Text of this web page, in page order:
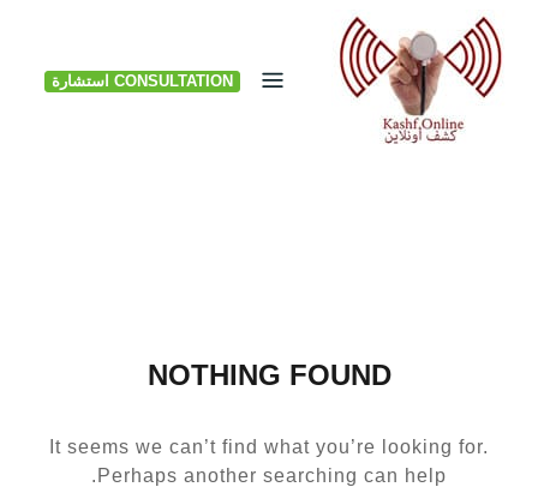
Skip
content
CONSULTATION استشارة
NOTHING FOUND
It seems we can’t find what you’re looking for.
Perhaps another searching can help.